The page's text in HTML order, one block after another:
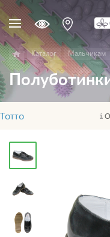
Каталог Мальчикам
Тотто